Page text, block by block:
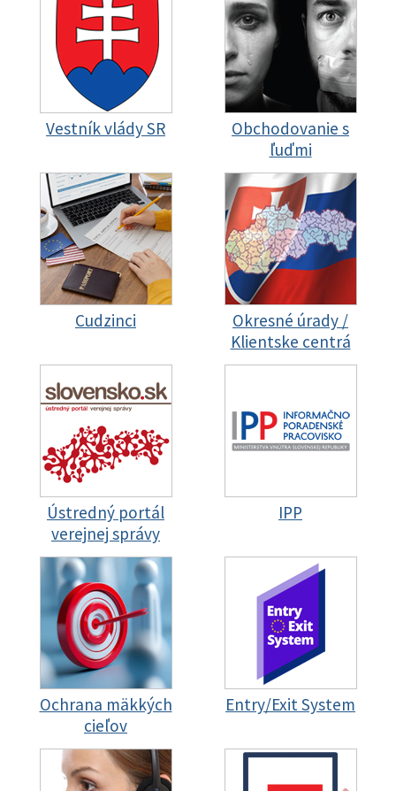
Vestník vlády SR
Obchodovanie s
ľuďmi
Cudzinci
Okresné úrady /
Klientske centrá
Ústredný portál
verejnej správy
IPP
Ochrana mäkkých
cieľov
Entry/Exit System